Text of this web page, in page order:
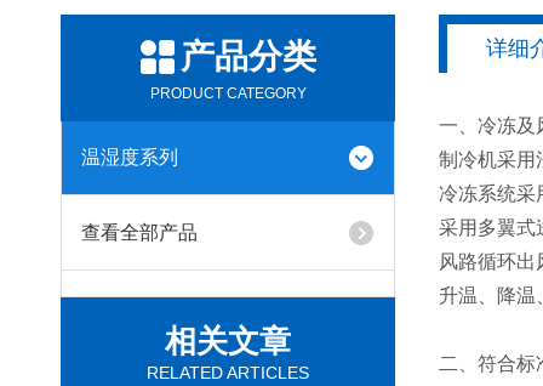
产品分类
PRODUCT CATEGORY
温湿度系列
查看全部产品
相关文章
RELATED ARTICLES
详细
一、冷冻及
制冷机采用
冷冻系统采
采用多翼式
风路循环
升温、降温
二、符合标